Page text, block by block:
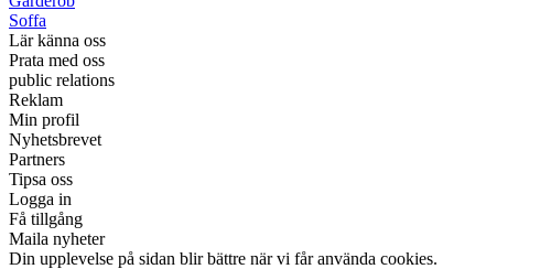
Soffa
Lär känna oss
Prata med oss
public relations
Reklam
Min profil
Nyhetsbrevet
Partners
Tipsa oss
Logga in
Få tillgång
Maila nyheter
Din upplevelse på sidan blir bättre när vi får använda cookies.